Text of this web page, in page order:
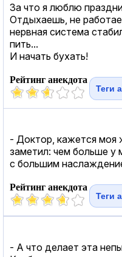
За что я люблю
Отдыхаешь, не
нервная система
пить...
И начать бухать!
Рейтинг анекдота
Теги
- Доктор, кажется моя
заметил: чем больше у
с большим
Рейтинг анекдота
Теги
- А что делает эта